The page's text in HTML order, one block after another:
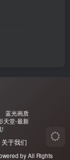
蓝光画质
天堂-最新
!
关于我们
by All Rights